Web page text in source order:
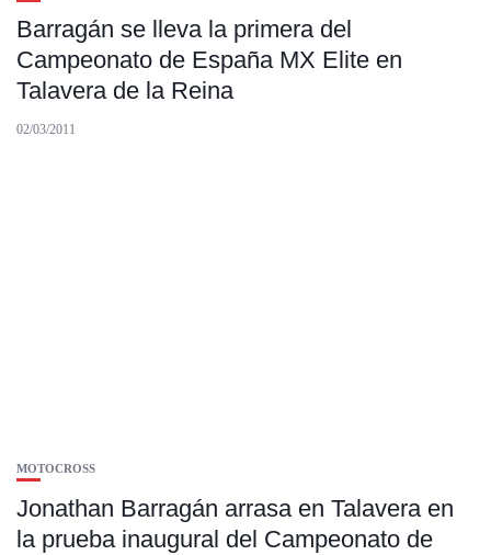
Barragán se lleva la primera del
Campeonato de España MX Elite en
Talavera de la Reina
02/03/2011
MOTOCROSS
Jonathan Barragán arrasa en Talavera en
la prueba inaugural del Campeonato de